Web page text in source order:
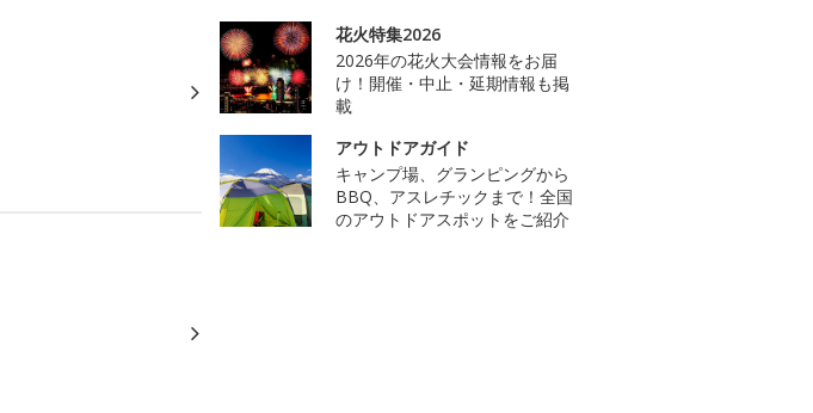
花火特集2026
2026年の花火大会情報をお届
け！開催・中止・延期情報も掲
載
アウトドアガイド
キャンプ場、グランピングから
BBQ、アスレチックまで！全国
のアウトドアスポットをご紹介